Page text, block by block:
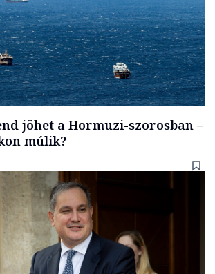
jöhet a Hormuzi-szorosban –
múlik?